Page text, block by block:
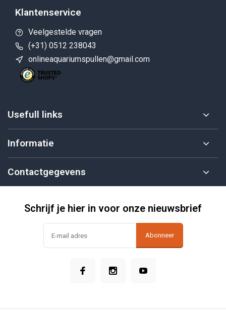
Klantenservice
Veelgestelde vragen
(+31) 0512 238043
onlineaquariumspullen@gmail.com
Usefull links
Informatie
Contactgegevens
Schrijf je hier in voor onze nieuwsbrief
Abonneer